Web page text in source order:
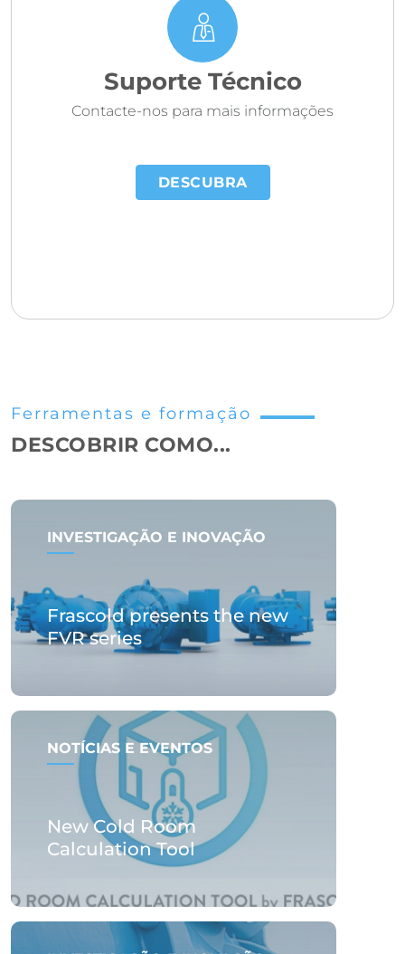
Suporte Técnico
Contacte-nos para mais informações
DESCUBRA
Ferramentas e formação
DESCOBRIR COMO...
INVESTIGAÇÃO E INOVAÇÃO
Frascold presents the new
FVR series
NOTÍCIAS E EVENTOS
New Cold Room
Calculation Tool